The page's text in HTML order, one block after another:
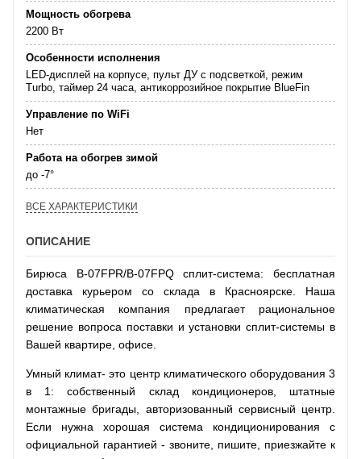
Мощность обогрева
2200 Вт
Особенности исполнения
LED-дисплей на корпусе, пульт ДУ с подсветкой, режим
Turbo, таймер 24 часа, антикоррозийное покрытие BlueFin
Управление по WiFi
Нет
Работа на обогрев зимой
до -7°
ВСЕ ХАРАКТЕРИСТИКИ
ОПИСАНИЕ
Бирюса B-07FPR/B-07FPQ сплит-система: бесплатная
доставка курьером со склада в Красноярске. Наша
климатическая компания предлагает рациональное
решение вопроса поставки и установки сплит-системы в
Вашей квартире, офисе.
Умный климат- это центр климатического оборудования 3
в 1: собственный склад кондиционеров, штатные
монтажные бригады, авторизованный сервисный центр.
Если нужна хорошая система кондиционирования с
официальной гарантией - звоните, пишите, приезжайте к